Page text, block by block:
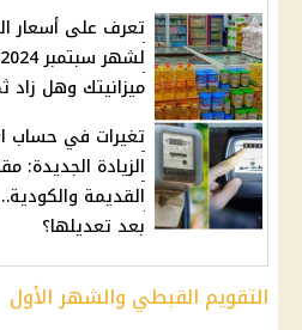
تعرف على أسعار
ميزانيتك وهل زاد
تغيرات في حساب
الزيادة الجديدة:
القديمة
بعد تعديلها؟
التقويم القبطي والشهر الأول